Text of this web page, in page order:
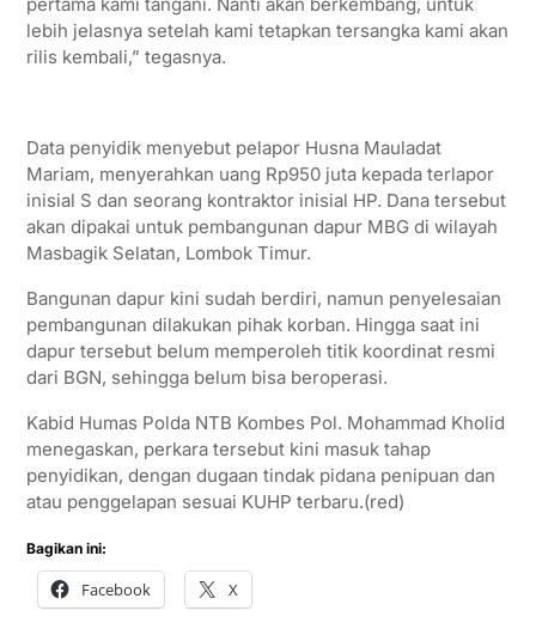
lebih jelasnya setelah kami tetapkan tersangka kami akan
rilis kembali,” tegasnya.
Data penyidik menyebut pelapor Husna Mauladat
Mariam, menyerahkan uang Rp950 juta kepada terlapor
inisial S dan seorang kontraktor inisial HP. Dana tersebut
akan dipakai untuk pembangunan dapur MBG di wilayah
Masbagik Selatan, Lombok Timur.
Bangunan dapur kini sudah berdiri, namun penyelesaian
pembangunan dilakukan pihak korban. Hingga saat ini
dapur tersebut belum memperoleh titik koordinat resmi
dari BGN, sehingga belum bisa beroperasi.
Kabid Humas Polda NTB Kombes Pol. Mohammad Kholid
menegaskan, perkara tersebut kini masuk tahap
penyidikan, dengan dugaan tindak pidana penipuan dan
atau penggelapan sesuai KUHP terbaru.(red)
Bagikan ini:
Facebook X